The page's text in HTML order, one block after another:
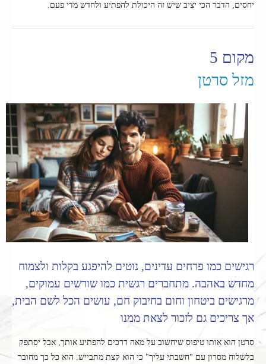
יחסים, הדבר הכי יציב שיש זה היכולת להפתיע ולחדש מדי פעם.
מקום 5
מזל סרטן
רגישים כמו פרחים עדינים, נוטים להיפגע בקלות ולצמוח
מחדש באהבה. מתחברים רגשית כמו שורשים עמוקים,
מרגישים ביטחון וחום בחיבוק חם, עושים הכל לשם הבית,
אך צריכים גם לזכור לצאת ממנו
סרטן הוא אותו טיפוס שיחשוב על מאה דרכים להפתיע אותך, אבל יסתפק
בלשלוח מסרון עם "חשבתי עליך" כי הוא קצת מתבייש. הוא כל כך מחובר